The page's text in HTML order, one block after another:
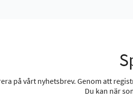
på vårt nyhetsbrev. Genom att
Du kan när